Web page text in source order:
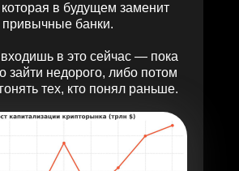
в будущем заменит
привычные банки.
в это сейчас — пока
недорого, либо потом
тех, кто понял раньше.